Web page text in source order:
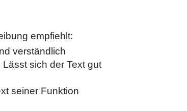
empfiehlt:
verständlich
sich der Text gut
seiner Funktion